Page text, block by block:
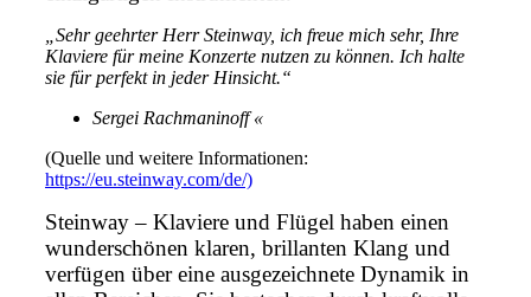
„Sehr geehrter Herr Steinway, ich freue mich sehr, Ihre
Klaviere für meine Konzerte nutzen zu können. Ich halte
sie für perfekt in jeder Hinsicht.“
Sergei Rachmaninoff «
(Quelle und weitere Informationen:
https://eu.steinway.com/de/)
Steinway – Klaviere und Flügel haben einen
wunderschönen klaren, brillanten Klang und
verfügen über eine ausgezeichnete Dynamik in